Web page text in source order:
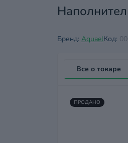
Бренд: AquaelКод:
Все о товаре
ПРОДАНО